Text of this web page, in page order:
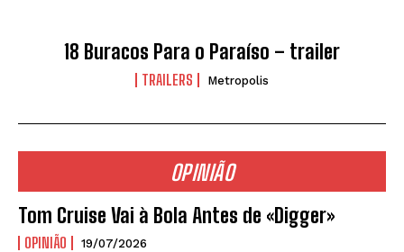
18 Buracos Para o Paraíso – trailer
TRAILERS Metropolis
OPINIÃO
Tom Cruise Vai à Bola Antes de «Digger»
OPINIÃO 19/07/2026